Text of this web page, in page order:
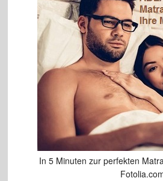
In 5 Minuten zur perfekten